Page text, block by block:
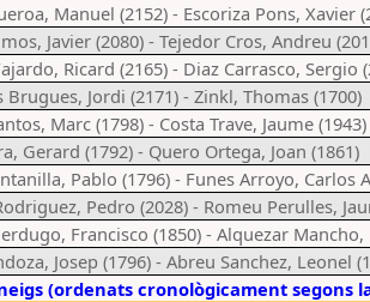
Manuel (2152) - Escoriza Pons, Xavier
Javier (2080) - Tejedor Cros, Andreu
Ricard (2165) - Diaz Carrasco, Sergio
Brugues, Jordi (2171) - Zinkl, Thomas (1700)
Marc (1798) - Costa Trave, Jaume (1943)
Gerard (1792) - Quero Ortega, Joan (1861)
Pablo (1796) - Funes Arroyo, Carlos
Pedro (2028) - Romeu Perulles,
Francisco (1850) - Alquezar Mancho,
Josep (1796) - Abreu Sanchez, Leonel
(ordenats cronològicament segons